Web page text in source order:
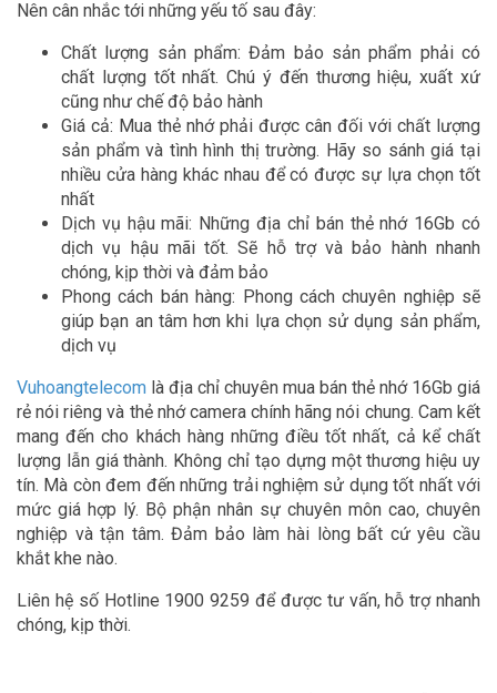
Nên cân nhắc tới những yếu tố sau đây:
Chất lượng sản phẩm: Đảm bảo sản phẩm phải có
chất lượng tốt nhất. Chú ý đến thương hiệu, xuất xứ
cũng như chế độ bảo hành
Giá cả: Mua thẻ nhớ phải được cân đối với chất lượng
sản phẩm và tình hình thị trường. Hãy so sánh giá tại
nhiều cửa hàng khác nhau để có được sự lựa chọn tốt
nhất
Dịch vụ hậu mãi: Những địa chỉ bán thẻ nhớ 16Gb có
dịch vụ hậu mãi tốt. Sẽ hỗ trợ và bảo hành nhanh
chóng, kịp thời và đảm bảo
Phong cách bán hàng: Phong cách chuyên nghiệp sẽ
giúp bạn an tâm hơn khi lựa chọn sử dụng sản phẩm,
dịch vụ
Vuhoangtelecom là địa chỉ chuyên mua bán thẻ nhớ 16Gb giá
rẻ nói riêng và thẻ nhớ camera chính hãng nói chung. Cam kết
mang đến cho khách hàng những điều tốt nhất, cả kể chất
lượng lẫn giá thành. Không chỉ tạo dựng một thương hiệu uy
tín. Mà còn đem đến những trải nghiệm sử dụng tốt nhất với
mức giá hợp lý. Bộ phận nhân sự chuyên môn cao, chuyên
nghiệp và tận tâm. Đảm bảo làm hài lòng bất cứ yêu cầu
khắt khe nào.
Liên hệ số Hotline 1900 9259 để được tư vấn, hỗ trợ nhanh
chóng, kịp thời.